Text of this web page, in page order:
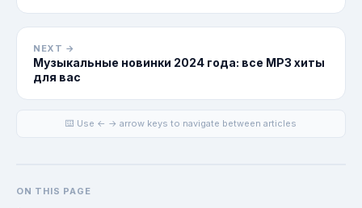
NEXT →
Музыкальные новинки 2024 года: все MP3 хиты
для вас
⌨️ Use ← → arrow keys to navigate between articles
ON THIS PAGE